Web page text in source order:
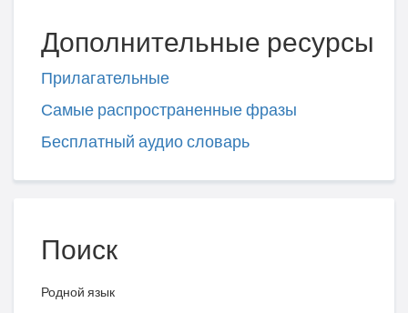
Дополнительные ресурсы
Прилагательные
Самые распространенные фразы
Бесплатный аудио словарь
Поиск
Родной язык